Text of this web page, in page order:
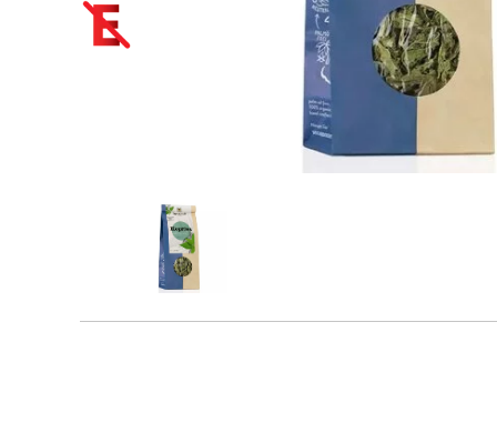
Novinky
Bezlepkové bezvaječné
kukuričné cestoviny